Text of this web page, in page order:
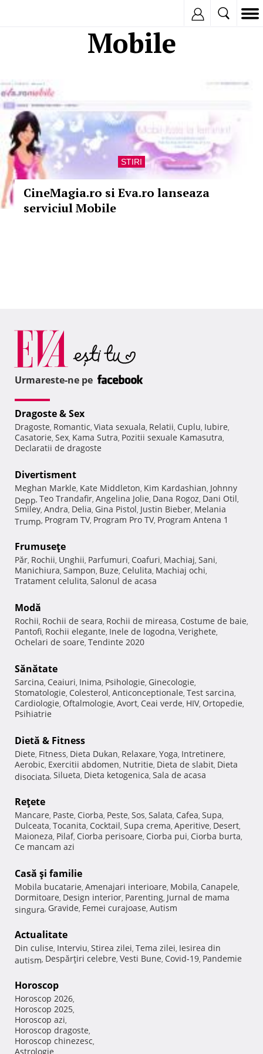
Mobile
STIRI
CineMagia.ro si Eva.ro lanseaza
serviciul Mobile
Urmareste-ne pe
Dragoste & Sex
Dragoste, Romantic, Viata sexuala, Relatii, Cuplu, Iubire,
Casatorie, Sex, Kama Sutra, Pozitii sexuale Kamasutra,
Declaratii de dragoste
Divertisment
Meghan Markle, Kate Middleton, Kim Kardashian, Johnny
Depp, Teo Trandafir, Angelina Jolie, Dana Rogoz, Dani Otil,
Smiley, Andra, Delia, Gina Pistol, Justin Bieber, Melania
Trump, Program TV, Program Pro TV, Program Antena 1
Frumuseţe
Păr, Rochii, Unghii, Parfumuri, Coafuri, Machiaj, Sani,
Manichiura, Sampon, Buze, Celulita, Machiaj ochi,
Tratament celulita, Salonul de acasa
Modă
Rochii, Rochii de seara, Rochii de mireasa, Costume de baie,
Pantofi, Rochii elegante, Inele de logodna, Verighete,
Ochelari de soare, Tendinte 2020
Sănătate
Sarcina, Ceaiuri, Inima, Psihologie, Ginecologie,
Stomatologie, Colesterol, Anticonceptionale, Test sarcina,
Cardiologie, Oftalmologie, Avort, Ceai verde, HIV, Ortopedie,
Psihiatrie
Dietă & Fitness
Diete, Fitness, Dieta Dukan, Relaxare, Yoga, Intretinere,
Aerobic, Exercitii abdomen, Nutritie, Dieta de slabit, Dieta
disociata, Silueta, Dieta ketogenica, Sala de acasa
Reţete
Mancare, Paste, Ciorba, Peste, Sos, Salata, Cafea, Supa,
Dulceata, Tocanita, Cocktail, Supa crema, Aperitive, Desert,
Maioneza, Pilaf, Ciorba perisoare, Ciorba pui, Ciorba burta,
Ce mancam azi
Casă şi familie
Mobila bucatarie, Amenajari interioare, Mobila, Canapele,
Dormitoare, Design interior, Parenting, Jurnal de mama
singura, Gravide, Femei curajoase, Autism
Actualitate
Din culise, Interviu, Stirea zilei, Tema zilei, Iesirea din
autism, Despărţiri celebre, Vesti Bune, Covid-19, Pandemie
Horoscop
Horoscop 2026,
Horoscop 2025,
Horoscop azi,
Horoscop dragoste,
Horoscop chinezesc,
Astrologie